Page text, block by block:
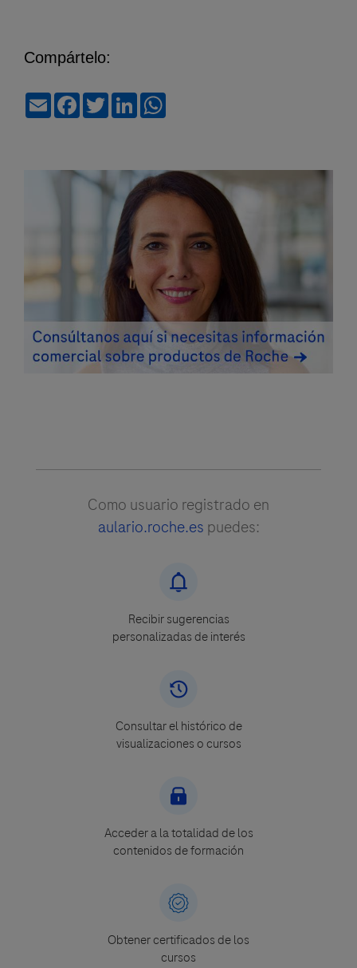
Compártelo:
EmailFacebook
TwitterLinkedIn
Como usuario registrado en
aulario.roche.es puedes:
Recibir sugerencias
personalizadas de interés
Consultar el histórico de
visualizaciones o cursos
Acceder a la totalidad de los
contenidos de formación
Obtener certificados de los
cursos